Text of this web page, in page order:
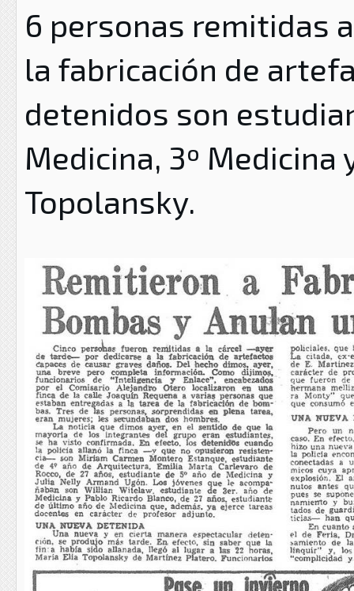
6 personas remitidas
la fabricación de
detenidos son
Medicina, 3º
Topolansky.